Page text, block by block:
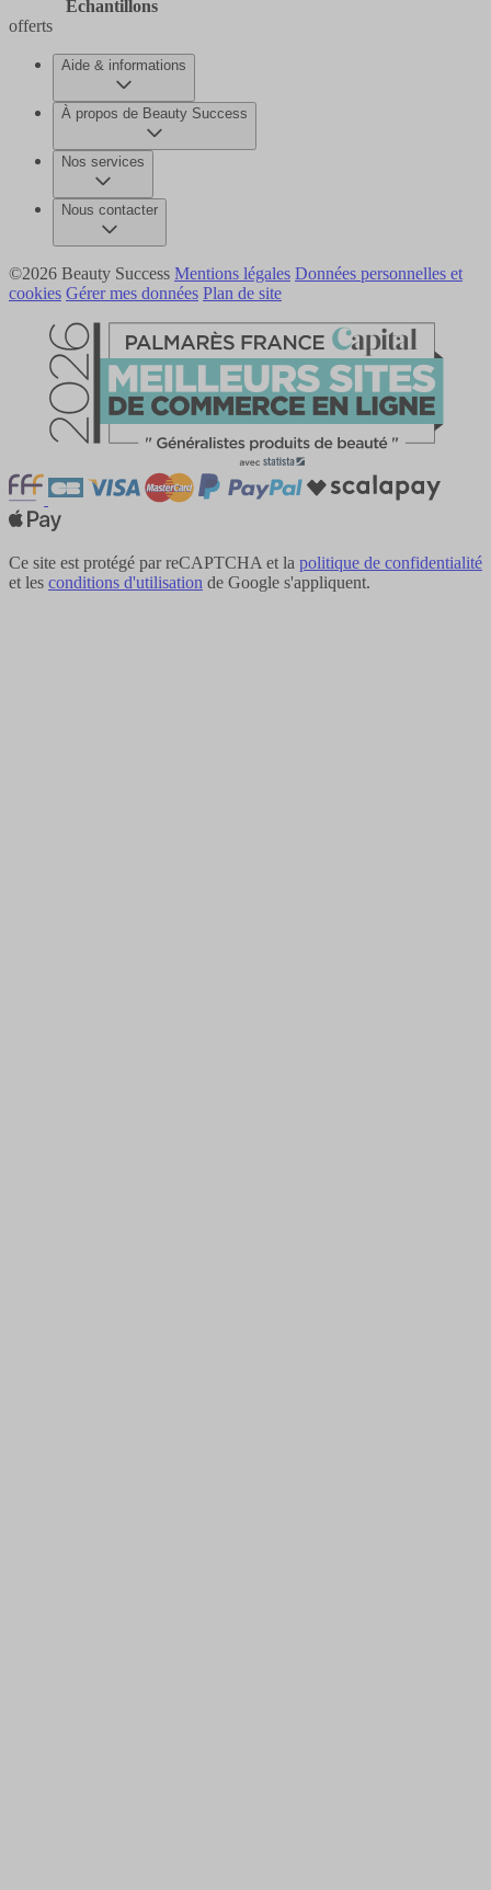
Echantillons
offerts
Aide & informations
À propos de Beauty Success
Nos services
Nous contacter
©2026 Beauty Success Mentions légales Données personnelles et
cookies Gérer mes données Plan de site
Ce site est protégé par reCAPTCHA et la politique de confidentialité
et les conditions d'utilisation de Google s'appliquent.